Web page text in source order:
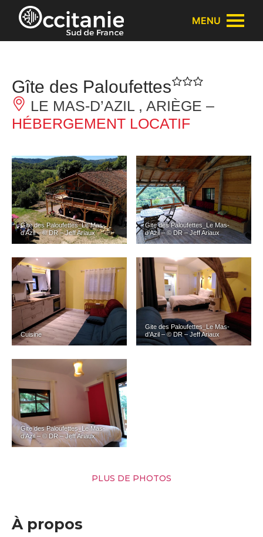
Panneau de gestion des cookies
MENU
Gîte des Paloufettes
LE MAS-D’AZIL , ARIÈGE –
HÉBERGEMENT LOCATIF
Gite des Paloufettes_Le Mas-
d’Azil – © DR – Jeff Ariaux
Gite des Paloufettes_Le Mas-
d’Azil – © DR – Jeff Ariaux
Cuisine
Gite des Paloufettes_Le Mas-
d’Azil – © DR – Jeff Ariaux
Gite des Paloufettes_Le Mas-
d’Azil – © DR – Jeff Ariaux
PLUS DE PHOTOS
À propos